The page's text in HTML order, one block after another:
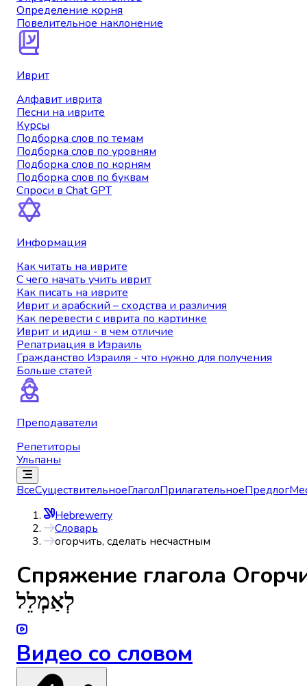
Определение корня
Повелительное наклонение
Иврит
Алфавит иврита
Песни на иврите
Курсы
Подборка слов по темам
Подборка слов по уровням
Подборка слов по корням
Подборка слов по буквам
Спроси в Chat GPT
Информация
Как читать на иврите
С чего начать учить иврит
Как писать на иврите
Иврит и арабский – сходства и различия
Как перевести с иврита по картинке
Иврит и идиш - в чем отличие
Репатриация в Израиль
Гражданство Израиля - что нужно для получения
Больше статей
Преподаватели
Репетиторы
Ульпаны
ВсеСуществительноеГлаголПрилагательноеПредлог
Hebrewerry
Словарь
огорчить, сделать несчастным
Спряжениe глагола
לְאַמְלֵל
Видео со словом